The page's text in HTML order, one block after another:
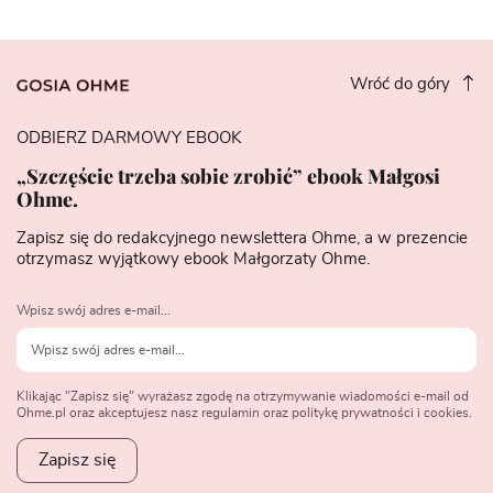
Wróć do góry
ODBIERZ DARMOWY EBOOK
„Szczęście trzeba sobie zrobić” ebook Małgosi
Ohme.
Zapisz się do redakcyjnego newslettera Ohme, a w prezencie
otrzymasz wyjątkowy ebook Małgorzaty Ohme.
Wpisz swój adres e-mail...
Klikając "Zapisz się" wyrażasz zgodę na otrzymywanie wiadomości e-mail od
Ohme.pl oraz akceptujesz nasz regulamin oraz politykę prywatności i cookies.
Zapisz się